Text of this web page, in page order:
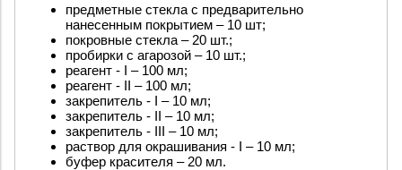
предметные стекла с предварительно
нанесенным покрытием – 10 шт;
покровные стекла – 20 шт.;
пробирки с агарозой – 10 шт.;
реагент - I – 100 мл;
реагент - II – 100 мл;
закрепитель - I – 10 мл;
закрепитель - II – 10 мл;
закрепитель - III – 10 мл;
раствор для окрашивания - I – 10 мл;
буфер красителя – 20 мл.